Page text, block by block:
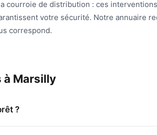
courroie de distribution : ces interventions
votre sécurité. Notre annuaire
correspond.
à Marsilly
?